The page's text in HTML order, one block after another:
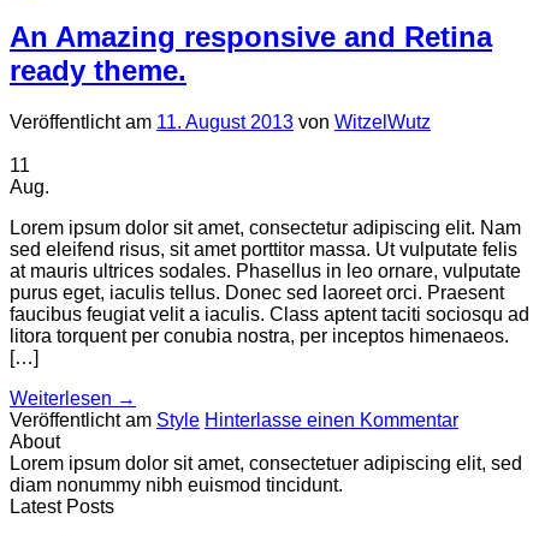
An Amazing responsive and Retina
ready theme.
Veröffentlicht am 11. August 2013 von WitzelWutz
11
Aug.
Lorem ipsum dolor sit amet, consectetur adipiscing elit. Nam
sed eleifend risus, sit amet porttitor massa. Ut vulputate felis
at mauris ultrices sodales. Phasellus in leo ornare, vulputate
purus eget, iaculis tellus. Donec sed laoreet orci. Praesent
faucibus feugiat velit a iaculis. Class aptent taciti sociosqu ad
litora torquent per conubia nostra, per inceptos himenaeos.
[…]
Weiterlesen →
Veröffentlicht am Style Hinterlasse einen Kommentar
About
Lorem ipsum dolor sit amet, consectetuer adipiscing elit, sed
diam nonummy nibh euismod tincidunt.
Latest Posts